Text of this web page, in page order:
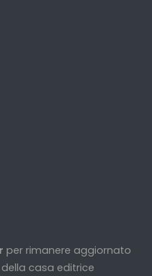
per rimanere aggiornato
casa editrice